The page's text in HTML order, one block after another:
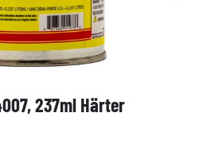
237ml Härter